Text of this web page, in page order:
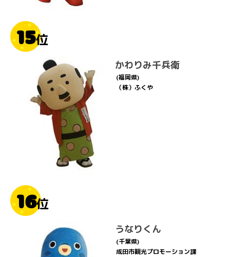
15位
かわりみ千兵衛
(福岡県)
（株）ふくや
16位
うなりくん
(千葉県)
成田市観光プロモーション課